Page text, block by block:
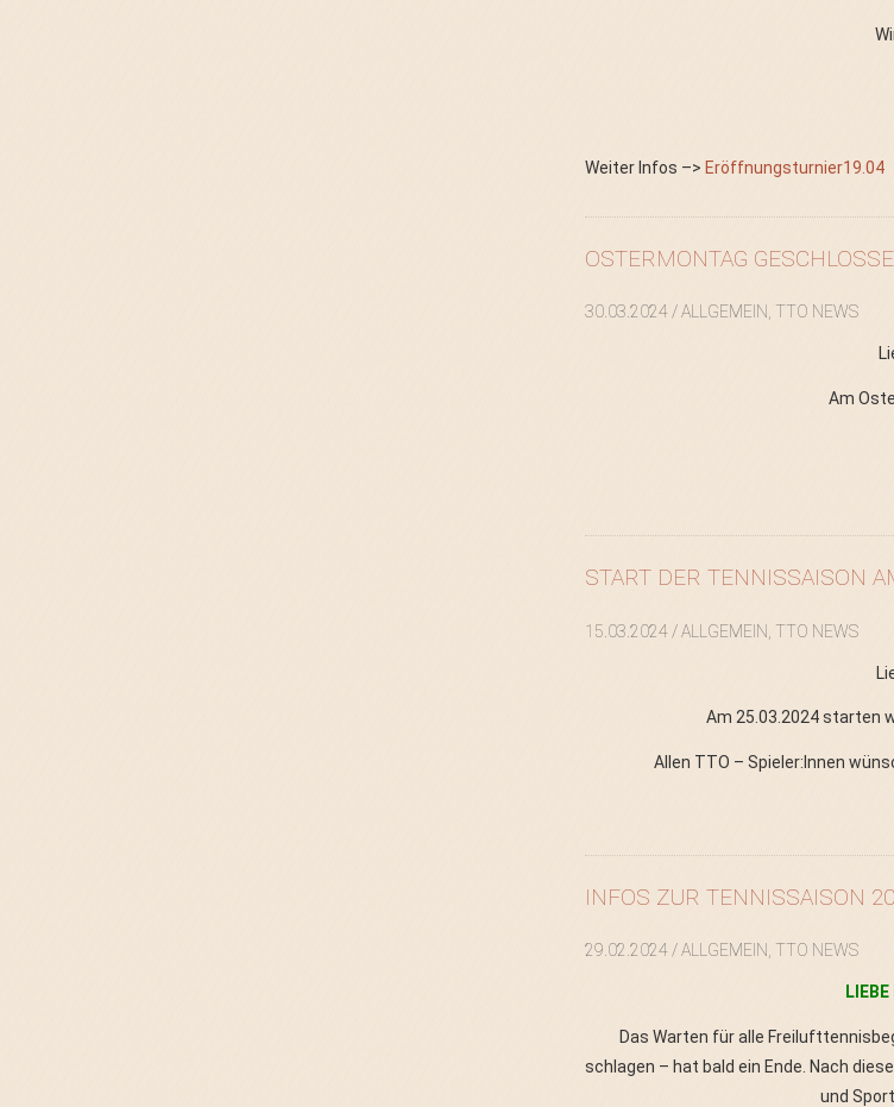
Weiter Infos –> Eröffnungsturnier19.04
OSTERMONTAG
30.03.2024 / ALLGEMEIN, TTO NEWS
Am
START DER TENNISSAISON
15.03.2024 / ALLGEMEIN, TTO NEWS
Am 25.03.2024 starten
Allen TTO – Spieler:Innen
INFOS ZUR TENNISSAISON
29.02.2024 / ALLGEMEIN, TTO NEWS
Das Warten für alle
schlagen – hat bald ein Ende. Nach
und